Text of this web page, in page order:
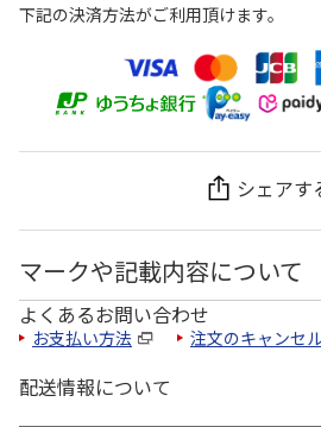
下記の決済方法がご利用頂けます。
シェアす
マークや記載内容について
よくあるお問い合わせ
お支払い方法 注文のキャンセ
配送情報について